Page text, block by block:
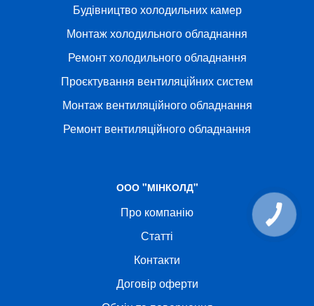
Будівництво холодильних камер
Монтаж холодильного обладнання
Ремонт холодильного обладнання
Проєктування вентиляційних систем
Монтаж вентиляційного обладнання
Ремонт вентиляційного обладнання
ООО "МІНКОЛД"
Про компанію
Статті
Контакти
Договір оферти